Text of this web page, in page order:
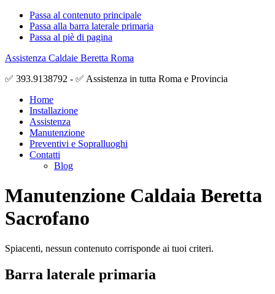
Passa al contenuto principale
Passa alla barra laterale primaria
Passa al piè di pagina
Assistenza Caldaie Beretta Roma
✅ 393.9138792 - ✅ Assistenza in tutta Roma e Provincia
Home
Installazione
Assistenza
Manutenzione
Preventivi e Sopralluoghi
Contatti
Blog
Manutenzione Caldaia Beretta
Sacrofano
Spiacenti, nessun contenuto corrisponde ai tuoi criteri.
Barra laterale primaria